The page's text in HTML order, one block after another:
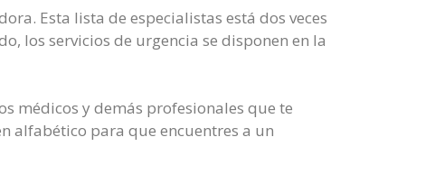
Esta lista de especialistas está dos veces
los servicios de urgencia se disponen en la
médicos y demás profesionales que te
alfabético para que encuentres a un